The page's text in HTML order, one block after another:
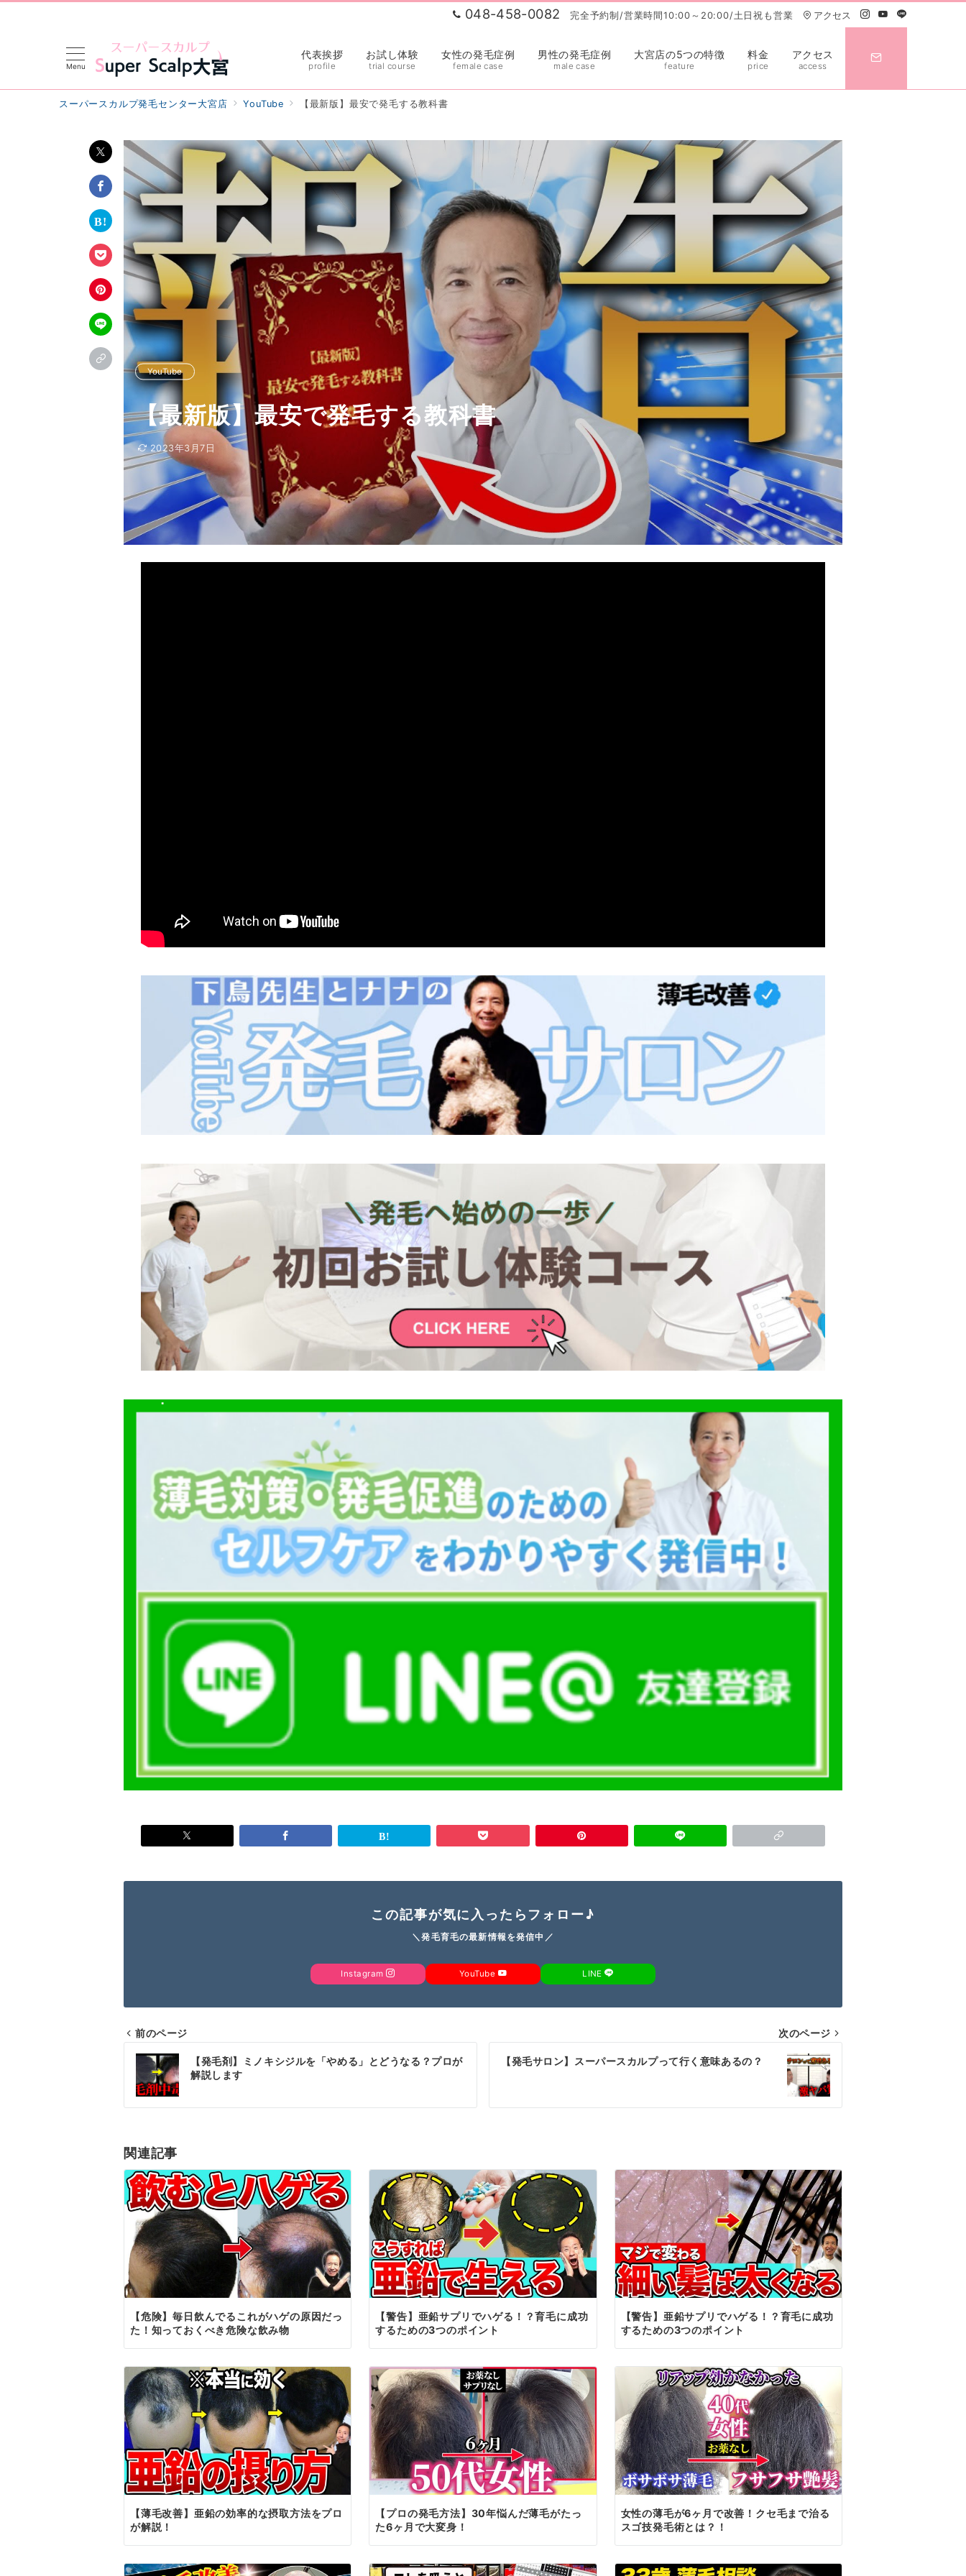
048-458-0082 完全予約制/営業時間10:00～20:00/土日祝も営業 アクセス
Menu
代表挨拶
profile
お試し体験
trial course
女性の発毛症例
female case
男性の発毛症例
male case
大宮店の5つの特徴
feature
料金
price
アクセス
access
スーパースカルプ発毛センター大宮店 YouTube 【最新版】最安で発毛する教科書
YouTube
【最新版】最安で発毛する教科書
2023年3月7日
この記事が気に入ったらフォロー♪
＼発毛育毛の最新情報を発信中／
Instagram YouTube LINE
投
稿
ナ
ゲ
ー
シ
ョ
ン
前のページ
【発毛剤】ミノキシジルを「やめる」とどうなる？プロが
解説します
次のページ
【発毛サロン】スーパースカルプって行く意味あるの？
関連記事
【危険】毎日飲んでるこれがハゲの原因だっ
た！知っておくべき危険な飲み物
【警告】亜鉛サプリでハゲる！？育毛に成功
するための3つのポイント
【警告】亜鉛サプリでハゲる！？育毛に成功
するための3つのポイント
【薄毛改善】亜鉛の効率的な摂取方法をプロ
が解説！
【プロの発毛方法】30年悩んだ薄毛がたっ
た6ヶ月で大変身！
女性の薄毛が6ヶ月で改善！クセ毛まで治る
スゴ技発毛術とは？！